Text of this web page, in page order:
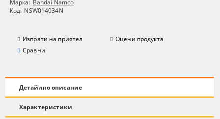
Марка: Bandai Namco
Код: NSW014034N
Изпрати на приятел
Оцени продукта
Сравни
Детайлно описание
Характеристики